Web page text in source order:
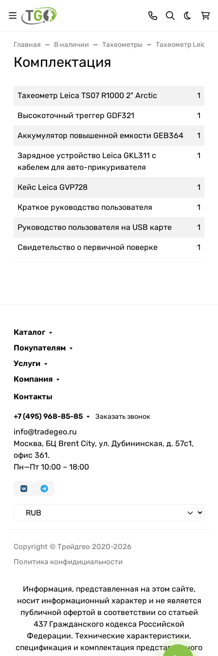
Темная
Главная В наличии Тахеометры Тахеометр Leica
Комплектация
Тахеометр Leica TS07 R1000 2" Arctic 1
Высокоточный треггер GDF321 1
Аккумулятор повышенной емкости GEB364 1
Зарядное устройство Leica GKL311 с
кабелем для авто-прикуривателя
1
Кейс Leica GVP728 1
Краткое руководство пользователя 1
Руководство пользователя на USB карте 1
Свидетельство о первичной поверке 1
Каталог
Покупателям
Услуги
Компания
Контакты
+7 (495) 968-85-85 Заказать звонок
info@tradegeo.ru
Москва, БЦ Brent City, ул. Дубининская, д. 57с1,
офис 361.
Пн—Пт 10:00 – 18:00
Copyright © Трейдгео 2020-2026
Политика конфидициальности
Информация, представленная на этом сайте,
носит информационный характер и не является
публичной офертой в соответствии со статьей
437 Гражданского кодекса Российской
Федерации. Технические характеристики,
спецификация и комплектация представленного